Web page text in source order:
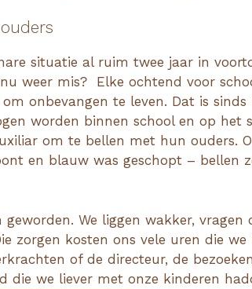
situatie al ruim twee jaar in
weer mis? Elke ochtend voor
onbevangen te leven. Dat is
worden binnen school en op het
om te bellen met hun ouders.
en blauw was geschopt – bellen
We liggen wakker,
zorgen kosten ons vele uren die
of de directeur, de
die we liever met onze kinderen